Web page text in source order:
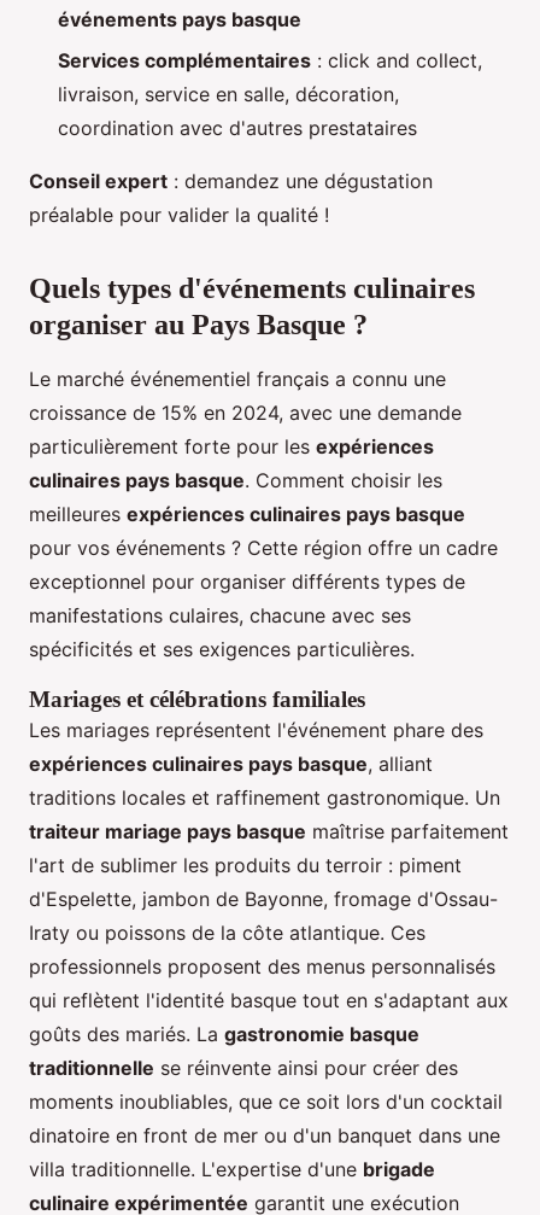
événements pays basque
Services complémentaires : click and collect,
livraison, service en salle, décoration,
coordination avec d'autres prestataires
Conseil expert : demandez une dégustation
préalable pour valider la qualité !
Quels types d'événements culinaires
organiser au Pays Basque ?
Le marché événementiel français a connu une
croissance de 15% en 2024, avec une demande
particulièrement forte pour les expériences
culinaires pays basque. Comment choisir les
meilleures expériences culinaires pays basque
pour vos événements ? Cette région offre un cadre
exceptionnel pour organiser différents types de
manifestations culaires, chacune avec ses
spécificités et ses exigences particulières.
Mariages et célébrations familiales
Les mariages représentent l'événement phare des
expériences culinaires pays basque, alliant
traditions locales et raffinement gastronomique. Un
traiteur mariage pays basque maîtrise parfaitement
l'art de sublimer les produits du terroir : piment
d'Espelette, jambon de Bayonne, fromage d'Ossau-
Iraty ou poissons de la côte atlantique. Ces
professionnels proposent des menus personnalisés
qui reflètent l'identité basque tout en s'adaptant aux
goûts des mariés. La gastronomie basque
traditionnelle se réinvente ainsi pour créer des
moments inoubliables, que ce soit lors d'un cocktail
dinatoire en front de mer ou d'un banquet dans une
villa traditionnelle. L'expertise d'une brigade
culinaire expérimentée garantit une exécution